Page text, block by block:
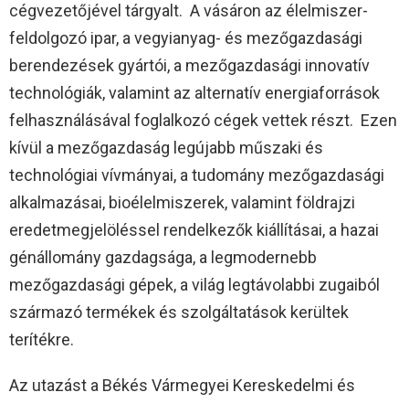
cégvezetőjével tárgyalt. A vásáron az élelmiszer-
feldolgozó ipar, a vegyianyag- és mezőgazdasági
berendezések gyártói, a mezőgazdasági innovatív
technológiák, valamint az alternatív energiaforrások
felhasználásával foglalkozó cégek vettek részt. Ezen
kívül a mezőgazdaság legújabb műszaki és
technológiai vívmányai, a tudomány mezőgazdasági
alkalmazásai, bioélelmiszerek, valamint földrajzi
eredetmegjelöléssel rendelkezők kiállításai, a hazai
génállomány gazdagsága, a legmodernebb
mezőgazdasági gépek, a világ legtávolabbi zugaiból
származó termékek és szolgáltatások kerültek
terítékre.
Az utazást a Békés Vármegyei Kereskedelmi és